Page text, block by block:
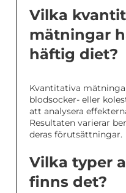
Vilka
mätningar
häftig diet?
Kvantitativa
blodsocker- eller
att analysera
Resultaten varierar
deras förutsättningar.
Vilka typer
finns det?